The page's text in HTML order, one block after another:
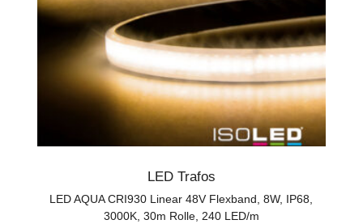
LED Trafos
LED AQUA CRI930 Linear 48V Flexband, 8W, IP68,
3000K, 30m Rolle, 240 LED/m